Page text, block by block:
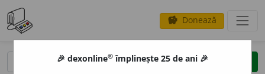
savings Donează
clear
🎉 dexonline® împlinește 25 de ani 🎉